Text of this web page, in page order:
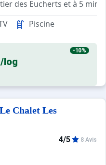
des Eucherts et à 5
confortables
Piscine
-10%
/log
Chalet Les
4/5 8 Avis